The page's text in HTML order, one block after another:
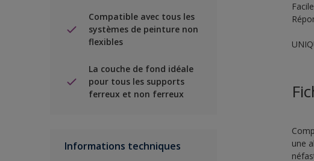
Compatible avec tous les
systèmes de peinture non
flexibles
La couche de fond idéale
pour tous les supports
ferreux et non ferreux
Informations techniques
une